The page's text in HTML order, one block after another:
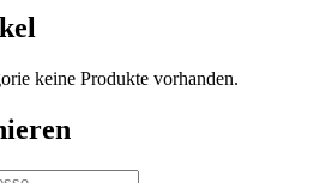
keine Produkte vorhanden.